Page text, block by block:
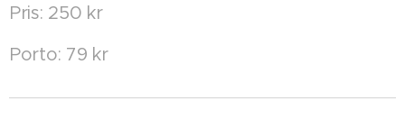
Pris: 250 kr
Porto: 79 kr